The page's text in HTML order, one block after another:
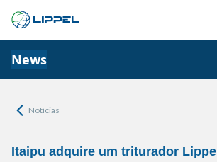
News
Notícias
Itaipu adquire um triturador Lippel